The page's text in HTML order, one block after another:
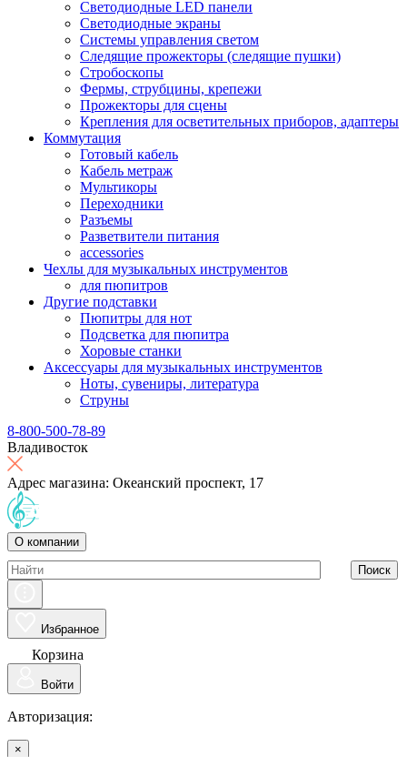
Светодиодные LED панели
Светодиодные экраны
Системы управления светом
Следящие прожекторы (следящие пушки)
Стробоскопы
Фермы, струбцины, крепежи
Прожекторы для сцены
Крепления для осветительных приборов, адаптеры
Коммутация
Готовый кабель
Кабель метраж
Мультикоры
Переходники
Разъемы
Разветвители питания
accessories
Чехлы для музыкальных инструментов
для пюпитров
Другие подставки
Пюпитры для нот
Подсветка для пюпитра
Хоровые станки
Аксессуары для музыкальных инструментов
Ноты, сувениры, литература
Струны
8-800-500-78-89
Владивосток
Адрес магазина: Океанский проспект, 17
О компании
Поиск
Избранное
Корзина
Войти
Авторизация:
×